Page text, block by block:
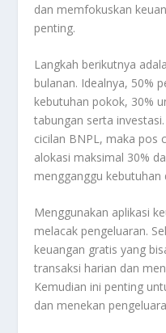
dan memfokuskan
penting.
Langkah berikutnya
bulanan. Idealnya, 50%
kebutuhan pokok, 30%
tabungan serta
cicilan BNPL, maka pos
alokasi maksimal 30%
mengganggu kebutuhan
Menggunakan aplikasi
melacak pengeluaran.
keuangan gratis yang
transaksi harian dan
Kemudian ini penting
dan menekan